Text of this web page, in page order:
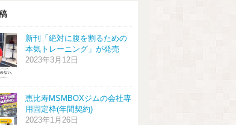
新刊「絶対に腹を割るための
本気トレーニング」が発売
2023年3月12日
恵比寿MSMBOXジムの会社専
用固定枠(年間契約)
2023年1月26日